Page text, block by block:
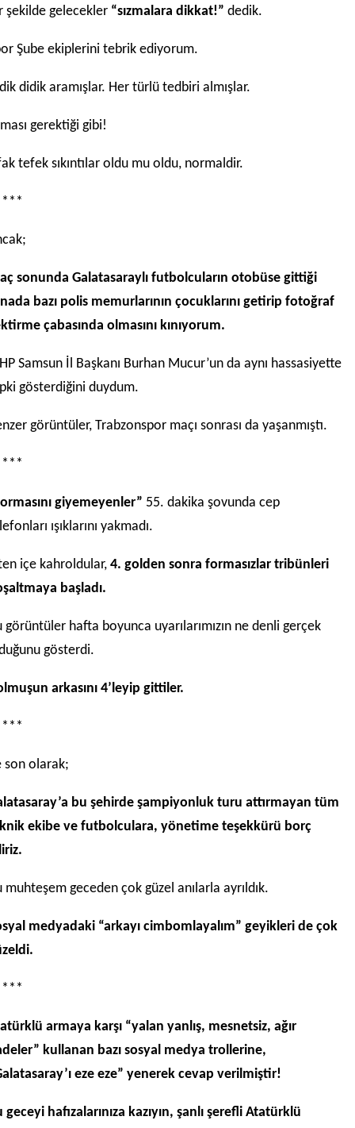
şekilde gelecekler “sızmalara dikkat!” dedik.
Şube ekiplerini tebrik ediyorum.
didik aramışlar. Her türlü tedbiri almışlar.
gerektiği gibi!
tefek sıkıntılar oldu mu oldu, normaldir.
sonunda Galatasaraylı futbolcuların otobüse gittiği
bazı polis memurlarının çocuklarını getirip fotoğraf
çabasında olmasını kınıyorum.
Samsun İl Başkanı Burhan Mucur’un da aynı hassasiyette
gösterdiğini duydum.
görüntüler, Trabzonspor maçı sonrası da yaşanmıştı.
giyemeyenler” 55. dakika şovunda cep
ışıklarını yakmadı.
içe kahroldular, 4. golden sonra formasızlar tribünleri
başladı.
görüntüler hafta boyunca uyarılarımızın ne denli gerçek
gösterdi.
arkasını 4’leyip gittiler.
son olarak;
bu şehirde şampiyonluk turu attırmayan tüm
ekibe ve futbolculara, yönetime teşekkürü borç
muhteşem geceden çok güzel anılarla ayrıldık.
medyadaki “arkayı cimbomlayalım” geyikleri de çok
armaya karşı “yalan yanlış, mesnetsiz, ağır
kullanan bazı sosyal medya trollerine,
eze eze” yenerek cevap verilmiştir!
geceyi hafızalarınıza kazıyın, şanlı şerefli Atatürklü